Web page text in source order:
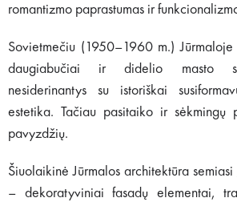
romantizmo paprastumas ir
Sovietmečiu (1950–1960 m.)
daugiabučiai ir didelio masto
nesiderinantys su istoriškai
estetika. Tačiau pasitaiko ir sėkmingų
pavyzdžių.
Šiuolaikinė Jūrmalos architektūra
– dekoratyviniai fasadų elementai,